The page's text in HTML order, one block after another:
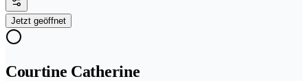
Jetzt geöffnet
Courtine Catherine